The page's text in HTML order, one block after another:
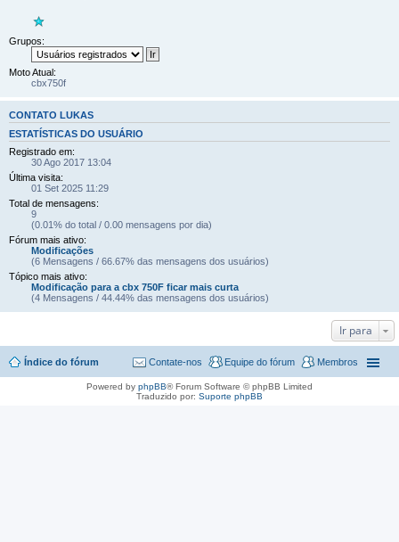
Grupos:
Moto Atual:
cbx750f
CONTATO LUKAS
ESTATÍSTICAS DO USUÁRIO
Registrado em:
30 Ago 2017 13:04
Última visita:
01 Set 2025 11:29
Total de mensagens:
9
(0.01% do total / 0.00 mensagens por dia)
Fórum mais ativo:
Modificações
(6 Mensagens / 66.67% das mensagens dos usuários)
Tópico mais ativo:
Modificação para a cbx 750F ficar mais curta
(4 Mensagens / 44.44% das mensagens dos usuários)
Ir para
Índice do fórum Membros
Equipe do fórum
Contate-nos
Powered by phpBB® Forum Software © phpBB Limited
Traduzido por: Suporte phpBB